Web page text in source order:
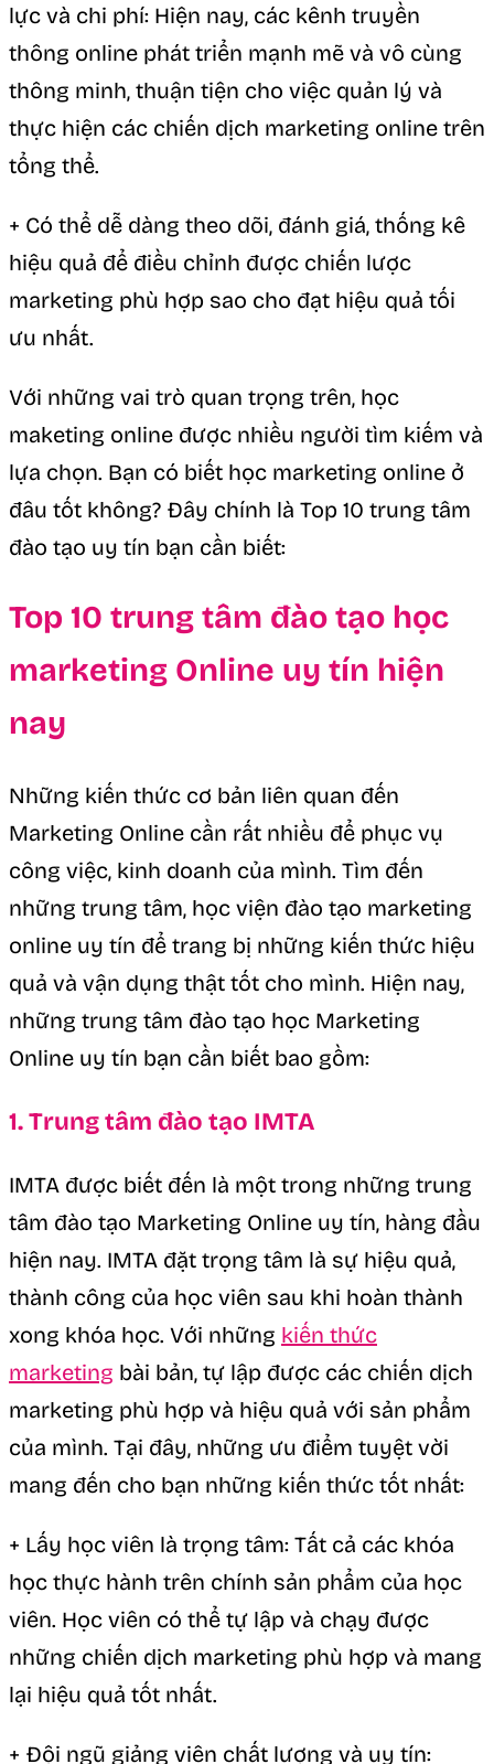
lực và chi phí: Hiện nay, các kênh truyền
thông online phát triển mạnh mẽ và vô cùng
thông minh, thuận tiện cho việc quản lý và
thực hiện các chiến dịch marketing online trên
tổng thể.
+ Có thể dễ dàng theo dõi, đánh giá, thống kê
hiệu quả để điều chỉnh được chiến lược
marketing phù hợp sao cho đạt hiệu quả tối
ưu nhất.
Với những vai trò quan trọng trên, học
maketing online được nhiều người tìm kiếm và
lựa chọn. Bạn có biết học marketing online ở
đâu tốt không? Đây chính là Top 10 trung tâm
đào tạo uy tín bạn cần biết:
Top 10 trung tâm đào tạo học
marketing Online uy tín hiện
nay
Những kiến thức cơ bản liên quan đến
Marketing Online cần rất nhiều để phục vụ
công việc, kinh doanh của mình. Tìm đến
những trung tâm, học viện đào tạo marketing
online uy tín để trang bị những kiến thức hiệu
quả và vận dụng thật tốt cho mình. Hiện nay,
những trung tâm đào tạo học Marketing
Online uy tín bạn cần biết bao gồm:
1. Trung tâm đào tạo IMTA
IMTA được biết đến là một trong những trung
tâm đào tạo Marketing Online uy tín, hàng đầu
hiện nay. IMTA đặt trọng tâm là sự hiệu quả,
thành công của học viên sau khi hoàn thành
xong khóa học. Với những kiến thức
marketing bài bản, tự lập được các chiến dịch
marketing phù hợp và hiệu quả với sản phẩm
của mình. Tại đây, những ưu điểm tuyệt vời
mang đến cho bạn những kiến thức tốt nhất:
+ Lấy học viên là trọng tâm: Tất cả các khóa
học thực hành trên chính sản phẩm của học
viên. Học viên có thể tự lập và chạy được
những chiến dịch marketing phù hợp và mang
lại hiệu quả tốt nhất.
+ Đội ngũ giảng viên chất lượng và uy tín: